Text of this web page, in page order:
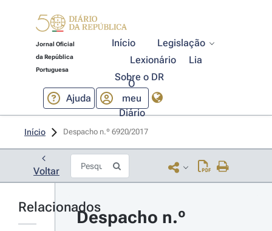
Jornal Oficial
da República
Portuguesa
Início
Legislação
Lexionário
Lia
Sobre o DR
Ajuda
O
meu
Diário
Início Despacho n.º 6920/2017
Voltar
Relacionados
Despacho n.º